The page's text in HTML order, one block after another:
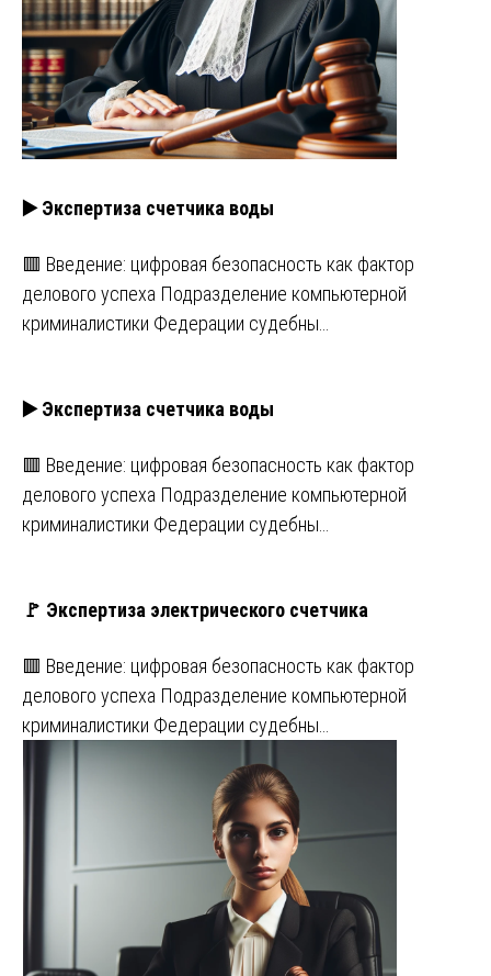
▶️ Экспертиза счетчика воды
🟥 Введение: цифровая безопасность как фактор
делового успеха Подразделение компьютерной
криминалистики Федерации судебны…
▶️ Экспертиза счетчика воды
🟥 Введение: цифровая безопасность как фактор
делового успеха Подразделение компьютерной
криминалистики Федерации судебны…
🚩 Экспертиза электрического счетчика
🟥 Введение: цифровая безопасность как фактор
делового успеха Подразделение компьютерной
криминалистики Федерации судебны…